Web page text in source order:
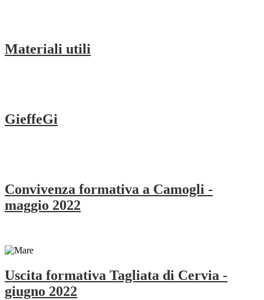
Materiali utili
GieffeGi
Convivenza formativa a Camogli -
maggio 2022
Uscita formativa Tagliata di Cervia -
giugno 2022